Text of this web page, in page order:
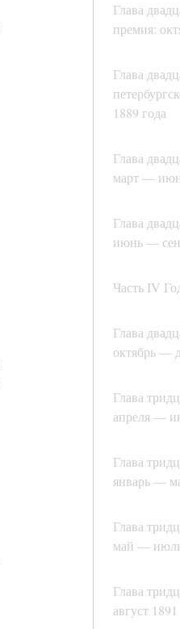
Глава
премия:
Глава
1889 года
Глава
март —
Глава
июнь —
Часть IV
Глава
октябрь —
Глава
апреля —
Глава
январь —
Глава
май —
Глава
август